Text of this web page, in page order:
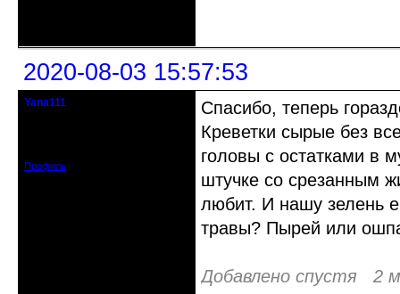
2020-08-03 15:57:53
Yana111
Профиль
Спасибо, теперь
Креветки сырые без
головы с остатками в
штучке со срезанным
любит. И нашу зелень
травы? Пырей или
Добавлено спустя 2